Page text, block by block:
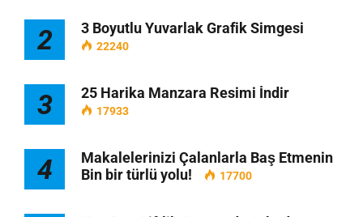
2 3 Boyutlu Yuvarlak Grafik Simgesi
22240
3 25 Harika Manzara Resimi İndir
17933
4
Makalelerinizi Çalanlarla Baş Etmenin
Bin bir türlü yolu!
17700